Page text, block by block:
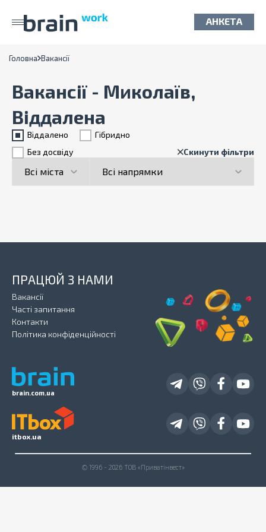
АНКЕТА
Головна Вакансії
Вакансії - Миколаїв,
Віддалена
Віддалено
Гiбридно
Без досвіду
Скинути фільтри
brain.com.ua
ПРАЦЮЙ З НАМИ
Вакансії
Часті запитання
Контакти
Політика конфіденційності
itbox.ua
© 1996 - 2026 ТОВ «Приватінвест»